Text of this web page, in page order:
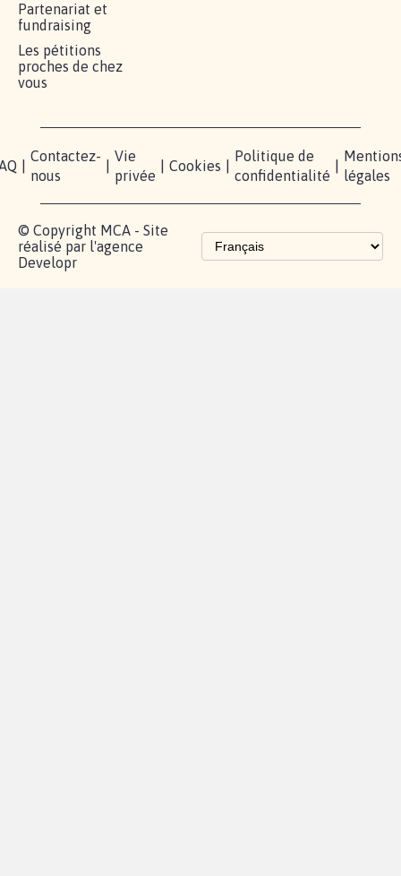
Partenariat et
fundraising
Les pétitions
proches de chez
vous
Contactez-
nous
Vie
privée
Cookies
Politique de
confidentialité
légales
© Copyright MCA - Site
réalisé par l'agence
Developr